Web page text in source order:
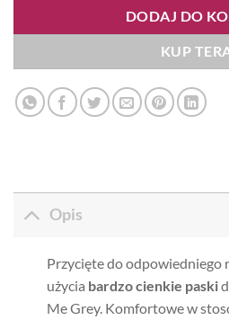
DODAJ DO
KUP
Opis
Przycięte do odpowiedniego
użycia bardzo cienkie paski
Me Grey. Komfortowe w